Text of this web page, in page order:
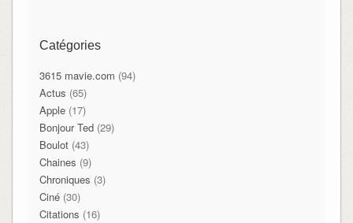
Catégories
3615 mavie.com (94)
Actus (65)
Apple(17)
Bonjour Ted(29)
Boulot(43)
Chaines (9)
Chroniques (3)
Ciné(30)
Citations (16)